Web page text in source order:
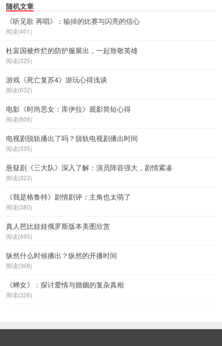
随机文章
《听见歌 再唱》：输掉的比赛与闪亮的信心
阅读(401)
杜富国被炸烂的防护服展出，一起致敬英雄
阅读(325)
游戏《死亡复苏4》游玩心得浅谈
阅读(632)
电影《时尚恶女：库伊拉》观影简短心得
阅读(808)
电视剧脱轨播出了吗？脱轨电视剧播出时间
阅读(335)
悬疑剧《三大队》深入了解：演员阵容强大，剧情紧凑
阅读(323)
《我是格鲁特》剧情剧评：主角也太萌了
阅读(380)
真人芭比娃娃俄罗斯版本美图欣赏
阅读(495)
纵然什么时候播出？纵然的开播时间
阅读(368)
《蝉女》：探讨爱情与婚姻的复杂真相
阅读(326)